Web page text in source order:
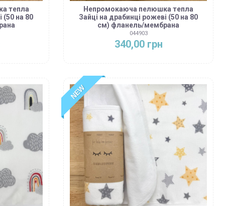
тепла
(50 на 80
Непромокаюча пелюшка тепла
Зайці на драбинці рожеві (50 на 80
см) фланель/мембрана
044903
340,00 грн
NEW